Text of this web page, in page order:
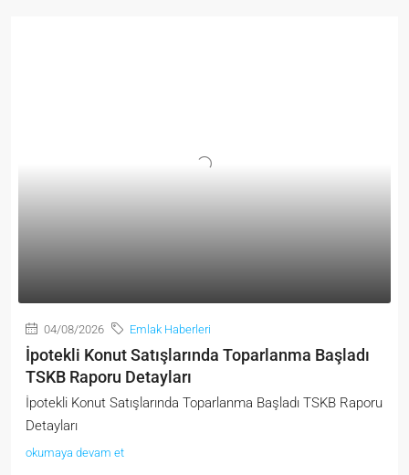
04/08/2026 Emlak Haberleri
İpotekli Konut Satışlarında Toparlanma Başladı
TSKB Raporu Detayları
İpotekli Konut Satışlarında Toparlanma Başladı TSKB Raporu
Detayları
okumaya devam et